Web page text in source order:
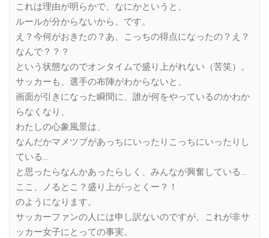
これは理由が明らかで、なにかというと、
ルールが分からないから、です。
え？今何がおきたの？あ、こっちの得点になったの？え？
なんで？？？
という状態なのでオンタイムで盛り上がれない（苦笑）。
サッカーも、選手の布陣がわからないと、
画面が引きになった瞬間に、誰が何をやっているのかわか
らなくなり、
わたしの心象風景は、
なんだかマメツブがあっちにいったりこっちにいったりし
ている…
と思ったらなんかあったらしく、みんなが興奮している…
ここ、ノるとこ？盛り上がっとくー？！
のようになります。
サッカーファンの人には申し訳ないのですが、これが非サ
ッカー女子にとっての事実。